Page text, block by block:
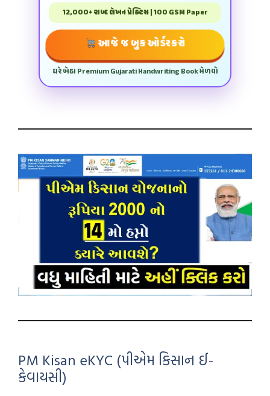
12,000+ શબ્દ લેખન પ્રેક્ટિસ | 100 GSM Paper
આજે જ બુક ઓર્ડર કરો
ઘરે બેઠા Premium Gujarati Handwriting Book મેળવો
PM Kisan eKYC (પીએમ કિસાન ઈ-
કેવાયસી)